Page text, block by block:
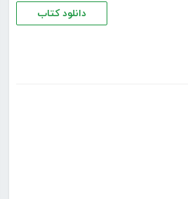
دانلود کتاب